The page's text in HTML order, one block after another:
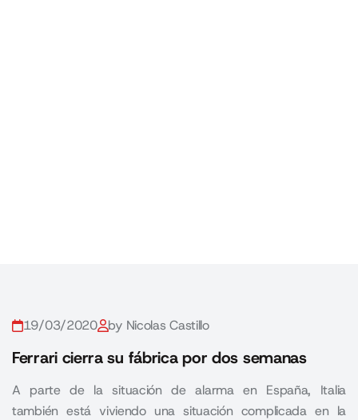
19/03/2020 by Nicolas Castillo
Ferrari cierra su fábrica por dos semanas
A parte de la situación de alarma en España, Italia
también está viviendo una situación complicada en la